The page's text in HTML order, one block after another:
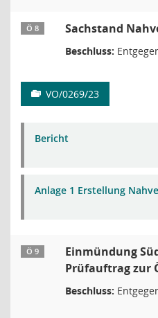
Ö 8 Sachstand
Beschluss:
VO/0269/23
Bericht
Anlage 1 Erstellung
Ö 9
Einmündung
Prüfauftrag zur
Beschluss: